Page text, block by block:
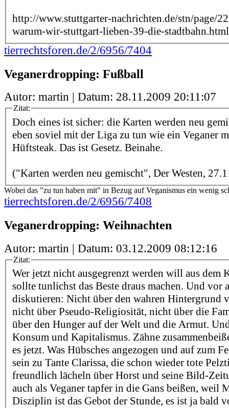
http://www.stuttgarter-nachrichten.de/stn/page/
warum-wir-stuttgart-lieben-39-die-stadtbahn.html
tierrechtsforen.de/2/6956/7404
Veganerdropping: Fußball
Autor: martin | Datum: 28.11.2009 20:11:07
Zitat:
Doch eines ist sicher: die Karten werden neu
eben soviel mit der Liga zu tun wie ein Veganer
Hüftsteak. Das ist Gesetz. Beinahe.
("Karten werden neu gemischt", Der Westen,
Wobei das "zu tun haben mit" in Bezug auf Veganismus ein wenig
tierrechtsforen.de/2/6956/7408
Veganerdropping: Weihnachten
Autor: martin | Datum: 03.12.2009 08:12:16
Zitat:
Wer jetzt nicht ausgegrenzt werden will aus dem
sollte tunlichst das Beste draus machen. Und vor
diskutieren: Nicht über den wahren Hintergrund
nicht über Pseudo-Religiosität, nicht über die
über den Hunger auf der Welt und die Armut.
Konsum und Kapitalismus. Zähne
es jetzt. Was Hübsches angezogen und auf zum
sein zu Tante Clarissa, die schon wieder tote
freundlich lächeln über Horst und seine Bild-
auch als Veganer tapfer in die Gans beißen, weil
Disziplin ist das Gebot der Stunde, es ist ja bald